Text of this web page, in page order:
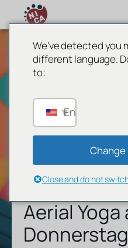
Aerial Yoga
Donnerstag
We've detected you
different language.
to:
English
Change
Close and do not